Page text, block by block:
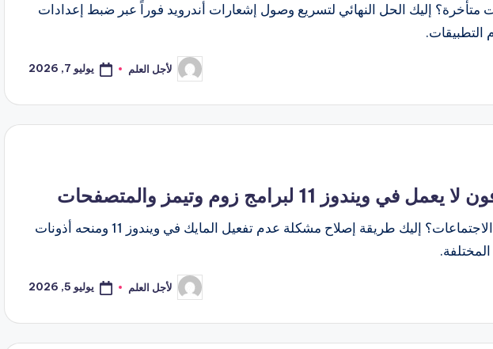
إليك الحل النهائي لتسريع وصول إشعارات أندرويد فوراً عبر ضبط إعدادات
التطبيقات.
تمّ
النشر
لأجل العلم يوليو 7, 2026
11 لبرامج زوم وتيمز والمتصفحات
تعاني من اختفاء صوتك أثناء الاجتماعات؟ إليك طريقة إصلاح مشكلة عدم تفعيل المايك في ويندوز 11 ومنحه أذونات
تمّ
النشر
لأجل العلم يوليو 5, 2026